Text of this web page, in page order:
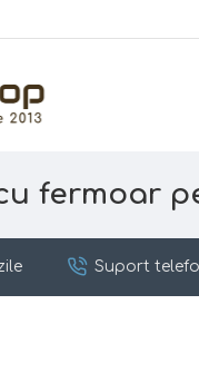
fermoar
Suport